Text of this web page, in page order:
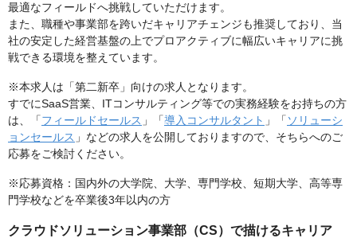
最適なフィールドへ挑戦していただけます。
また、職種や事業部を跨いだキャリアチェンジも推奨しており、当
社の安定した経営基盤の上でプロアクティブに幅広いキャリアに挑
戦できる環境を整えています。
※本求人は「第二新卒」向けの求人となります。
すでにSaaS営業、ITコンサルティング等での実務経験をお持ちの方
は、「フィールドセールス 」「導入コンサルタント 」「 ソリューシ
ョンセールス 」などの求人を公開しておりますので、そちらへのご
応募をご検討ください。
※応募資格：国内外の大学院、大学、専門学校、短期大学、高等専
門学校などを卒業後3年以内の方
クラウドソリューション事業部（CS）で描けるキャリア